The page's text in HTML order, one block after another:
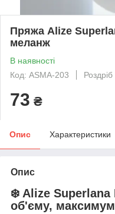
Пряжа Alize
меланж
В наявності
Код: ASMA-203
Роздріб
73 ₴
Опис Характеристики
Опис
❄️ Alize
об'єму,